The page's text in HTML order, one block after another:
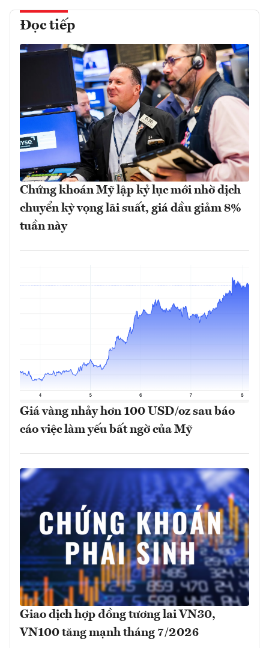
Đọc tiếp
Chứng khoán Mỹ lập kỷ lục mới nhờ dịch
chuyển kỳ vọng lãi suất, giá dầu giảm 8%
tuần này
Giá vàng nhảy hơn 100 USD/oz sau báo
cáo việc làm yếu bất ngờ của Mỹ
Giao dịch hợp đồng tương lai VN30,
VN100 tăng mạnh tháng 7/2026